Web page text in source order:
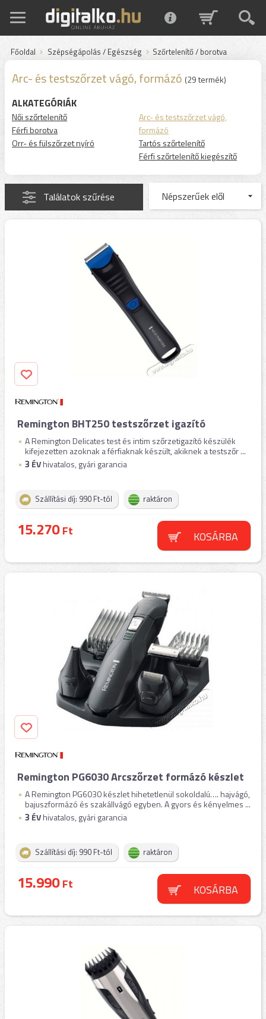
Főoldal Szépségápolás / Egészség Szőrtelenítő / borotva
Arc- és testszőrzet vágó, formázó (29 termék)
ALKATEGÓRIÁK
Női szőrtelenítő
Férfi borotva
Orr- és fülszőrzet nyíró
Arc- és testszőrzet vágó,
formázó
Tartós szőrtelenítő
Férfi szőrtelenítő kiegészítő
Találatok szűrése
Remington BHT250 testszőrzet igazító
A Remington Delicates test és intim szőrzetigazító készülék
kifejezetten azoknak a férfiaknak készült, akiknek a testszőr ...
3 ÉVhivatalos, gyári garancia
Szállítási díj: 990 Ft-tól raktáron
15.270Ft KOSÁRBA
Remington PG6030 Arcszőrzet formázó készlet
A Remington PG6030 készlet hihetetlenül sokoldalú…. hajvágó,
bajuszformázó és szakállvágó egyben. A gyors és kényelmes ...
3 ÉVhivatalos, gyári garancia
Szállítási díj: 990 Ft-tól raktáron
15.990Ft KOSÁRBA